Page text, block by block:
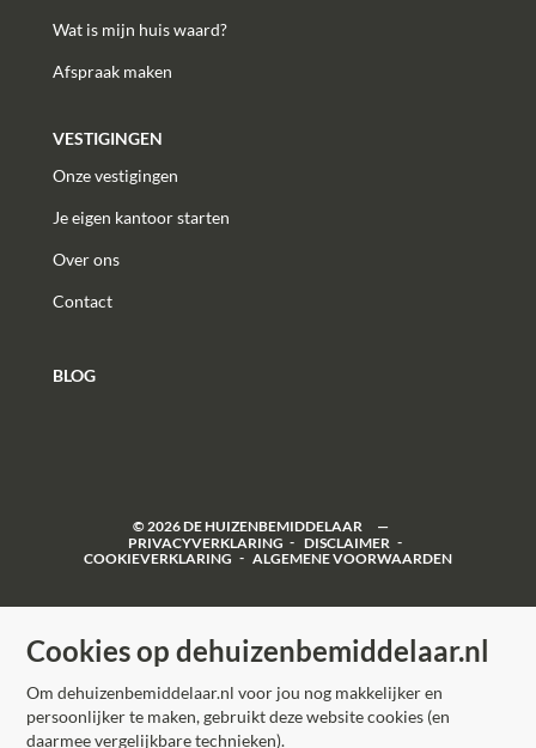
Wat is mijn huis waard?
Afspraak maken
VESTIGINGEN
Onze vestigingen
Je eigen kantoor starten
Over ons
Contact
BLOG
© 2026DE HUIZENBEMIDDELAAR
PRIVACYVERKLARING
DISCLAIMER
COOKIEVERKLARING
ALGEMENE VOORWAARDEN
Cookies op dehuizenbemiddelaar.nl
Om dehuizenbemiddelaar.nl voor jou nog makkelijker en
persoonlijker te maken, gebruikt deze website cookies (en
daarmee vergelijkbare technieken).